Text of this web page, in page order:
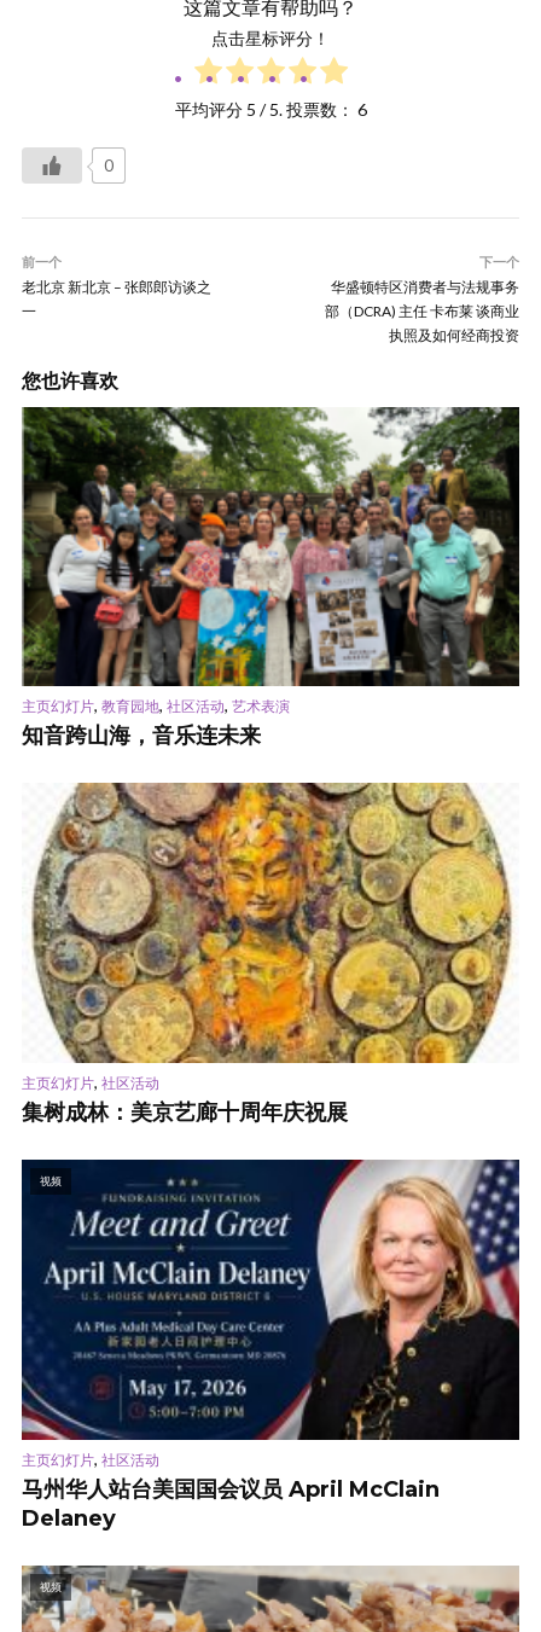
这篇文章有帮助吗？
点击星标评分！
平均评分 5 / 5. 投票数： 6
0
前一个
老北京 新北京 – 张郎郎访谈之
一
下一个
华盛顿特区消费者与法规事务
部（DCRA) 主任 卡布莱 谈商业
执照及如何经商投资
您也许喜欢
主页幻灯片, 教育园地, 社区活动, 艺术表演
知音跨山海，音乐连未来
主页幻灯片, 社区活动
集树成林：美京艺廊十周年庆祝展
视频
主页幻灯片, 社区活动
马州华人站台美国国会议员 April McClain
Delaney
视频